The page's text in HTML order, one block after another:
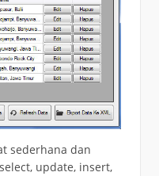
sederhana dan
update, insert,